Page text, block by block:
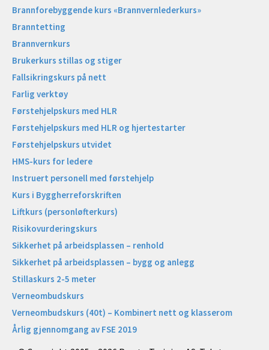
Brannforebyggende kurs «Brannvernlederkurs»
Branntetting
Brannvernkurs
Brukerkurs stillas og stiger
Fallsikringskurs på nett
Farlig verktøy
Førstehjelpskurs med HLR
Førstehjelpskurs med HLR og hjertestarter
Førstehjelpskurs utvidet
HMS-kurs for ledere
Instruert personell med førstehjelp
Kurs i Byggherreforskriften
Liftkurs (personløfterkurs)
Risikovurderingskurs
Sikkerhet på arbeidsplassen – renhold
Sikkerhet på arbeidsplassen – bygg og anlegg
Stillaskurs 2-5 meter
Verneombudskurs
Verneombudskurs (40t) – Kombinert nett og klasserom
Årlig gjennomgang av FSE 2019